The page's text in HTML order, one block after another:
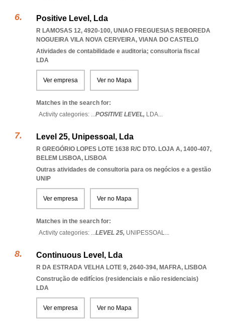
Positive Level, Lda
R LAMOSAS 12, 4920-100, UNIAO FREGUESIAS REBOREDA
NOGUEIRA VILA NOVA CERVEIRA, VIANA DO CASTELO
Atividades de contabilidade e auditoria; consultoria fiscal
LDA
Ver empresa Ver no Mapa
Matches in the search for:
Activity categories: ...POSITIVE LEVEL, LDA...
Level 25, Unipessoal, Lda
R GREGÓRIO LOPES LOTE 1638 R/C DTO. LOJA A, 1400-407,
BELEM LISBOA, LISBOA
Outras atividades de consultoria para os negócios e a gestão
UNIP
Ver empresa Ver no Mapa
Matches in the search for:
Activity categories: ...LEVEL 25, UNIPESSOAL...
Continuous Level, Lda
R DA ESTRADA VELHA LOTE 9, 2640-394, MAFRA, LISBOA
Construção de edifícios (residenciais e não residenciais)
LDA
Ver empresa Ver no Mapa